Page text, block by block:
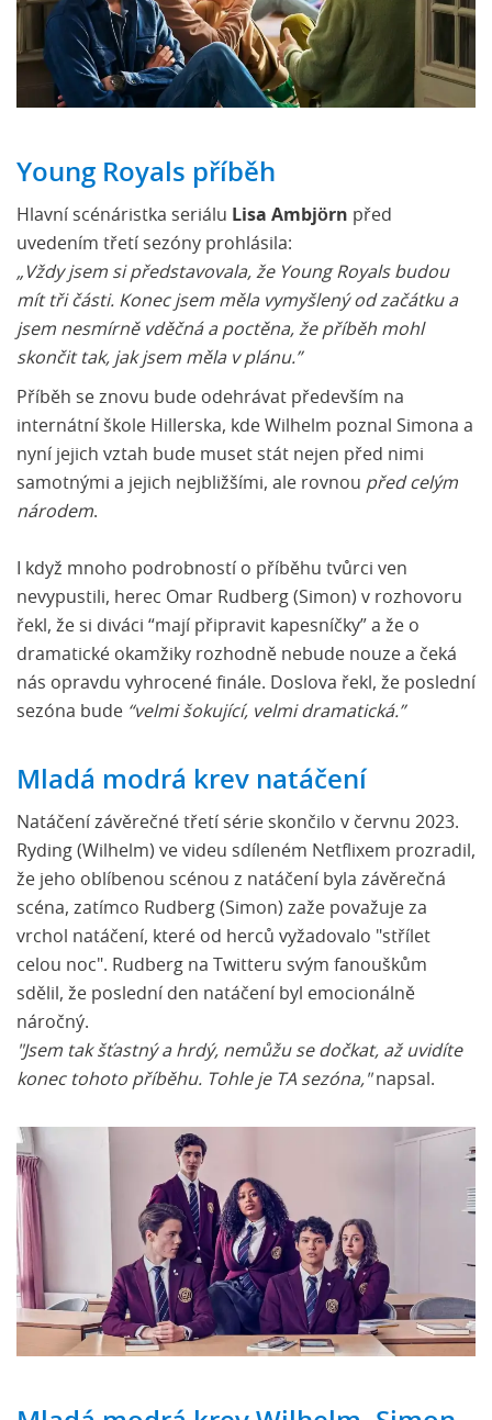
Young Royals příběh
Hlavní scénáristka seriálu Lisa Ambjörn před
uvedením třetí sezóny prohlásila:
„Vždy jsem si představovala, že Young Royals budou
mít tři části. Konec jsem měla vymyšlený od začátku a
jsem nesmírně vděčná a poctěna, že příběh mohl
skončit tak, jak jsem měla v plánu.”
Příběh se znovu bude odehrávat především na
internátní škole Hillerska, kde Wilhelm poznal Simona a
nyní jejich vztah bude muset stát nejen před nimi
samotnými a jejich nejbližšími, ale rovnou před celým
národem.
I když mnoho podrobností o příběhu tvůrci ven
nevypustili, herec Omar Rudberg (Simon) v rozhovoru
řekl, že si diváci “mají připravit kapesníčky” a že o
dramatické okamžiky rozhodně nebude nouze a čeká
nás opravdu vyhrocené finále. Doslova řekl, že poslední
sezóna bude “velmi šokující, velmi dramatická.”
Mladá modrá krev natáčení
Natáčení závěrečné třetí série skončilo v červnu 2023.
Ryding (Wilhelm) ve videu sdíleném Netflixem prozradil,
že jeho oblíbenou scénou z natáčení byla závěrečná
scéna, zatímco Rudberg (Simon) zaže považuje za
vrchol natáčení, které od herců vyžadovalo "střílet
celou noc". Rudberg na Twitteru svým fanouškům
sdělil, že poslední den natáčení byl emocionálně
náročný.
"Jsem tak šťastný a hrdý, nemůžu se dočkat, až uvidíte
konec tohoto příběhu. Tohle je TA sezóna,"napsal.